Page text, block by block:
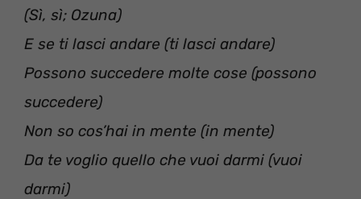
(Sì, sì; Ozuna)
E se ti lasci andare (ti lasci andare)
Possono succedere molte cose (possono
succedere)
Non so cos’hai in mente (in mente)
Da te voglio quello che vuoi darmi (vuoi
darmi)